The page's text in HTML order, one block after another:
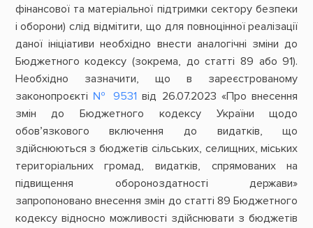
фінансової та матеріальної підтримки сектору безпеки
і оборони) слід відмітити, що для повноцінної реалізації
даної ініціативи необхідно внести аналогічні зміни до
Бюджетного кодексу (зокрема, до статті 89 або 91).
Необхідно зазначити, що в зареєстрованому
законопроєкті № 9531 від 26.07.2023 «Про внесення
змін до Бюджетного кодексу України щодо
обов’язкового включення до видатків, що
здійснюються з бюджетів сільських, селищних, міських
територіальних громад, видатків, спрямованих на
підвищення обороноздатності держави»
запропоновано внесення змін до статті 89 Бюджетного
кодексу відносно можливості здійснювати з бюджетів